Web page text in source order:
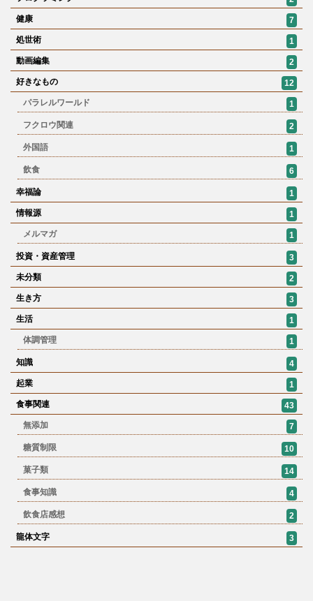
健康
7
処世術
1
動画編集
2
好きなもの
12
パラレルワールド
1
フクロウ関連 2
外国語 1
飲食 6
幸福論
1
情報源
1
メルマガ
1
投資・資産管理
3
未分類
2
生き方
3
生活
1
体調管理
1
知識
4
起業
1
食事関連
43
無添加
7
糖質制限 10
菓子類 14
食事知識 4
飲食店感想 2
龍体文字 3